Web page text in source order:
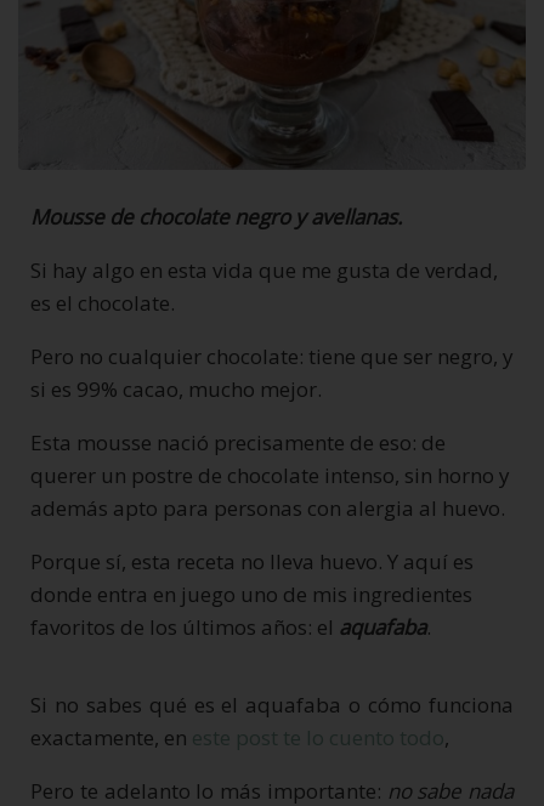
Mousse de chocolate negro y avellanas.
Si hay algo en esta vida que me gusta de verdad,
es el chocolate.
Pero no cualquier chocolate: tiene que ser negro, y
si es 99% cacao, mucho mejor.
Esta mousse nació precisamente de eso: de
querer un postre de chocolate intenso, sin horno y
además apto para personas con alergia al huevo.
Porque sí, esta receta no lleva huevo. Y aquí es
donde entra en juego uno de mis ingredientes
favoritos de los últimos años: el aquafaba.
Si no sabes qué es el aquafaba o cómo funciona
exactamente, en este post te lo cuento todo,
Pero te adelanto lo más importante: no sabe nada